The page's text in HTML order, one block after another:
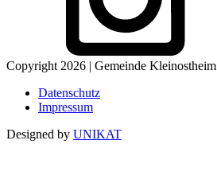
Copyright 2026 | Gemeinde Kleinostheim
Datenschutz
Impressum
Designed by UNIKAT